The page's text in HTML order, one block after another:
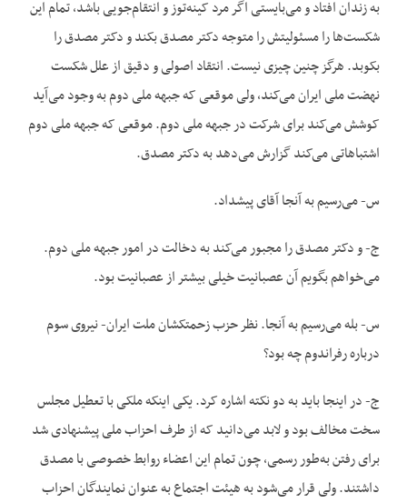
به زندان افتاد و می‌بایستی اگر مرد کینه‌توز و انتقام‌جویی باشد، تمام این
شکست‌ها را مسئولیتش را متوجه دکتر مصدق بکند و دکتر مصدق را
بکوبد. هرگز چنین چیزی نیست. انتقاد اصولی و دقیق از علل شکست
نهضت ملی ایران می‌کند، ولی موقعی که جبهه ملی دوم به وجود می‌آید
کوشش می‌کند برای شرکت در جبهه ملی دوم. موقعی که جبهه ملی دوم
اشتباهاتی می‌کند گزارش می‌دهد به دکتر مصدق.
س- می‌رسیم به آنجا آقای پیشداد.
ج- و دکتر مصدق را مجبور می‌کند به دخالت در امور جبهه ملی دوم.
می‌خواهم بگویم آن عصبانیت خیلی بیشتر از عصبانیت بود.
س- بله می‌رسیم به آنجا. نظر حزب زحمتکشان ملت ایران- نیروی سوم
درباره رفراندوم چه بود؟
ج- در اینجا باید به دو نکته اشاره کرد. یکی اینکه ملکی با تعطیل مجلس
سخت مخالف بود و لابد می‌دانید که از طرف احزاب ملی پیشنهادی شد
برای رفتن به‌طور رسمی، چون تمام این اعضاء روابط خصوصی با مصدق
داشتند. ولی قرار می‌شود به هیئت اجتماع به عنوان نمایندگان احزاب